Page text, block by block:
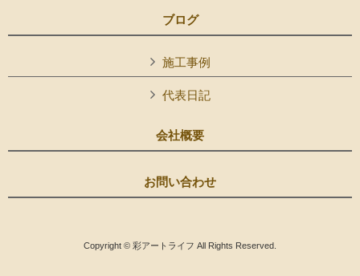
ブログ
施工事例
代表日記
会社概要
お問い合わせ
Copyright © 彩アートライフ All Rights Reserved.